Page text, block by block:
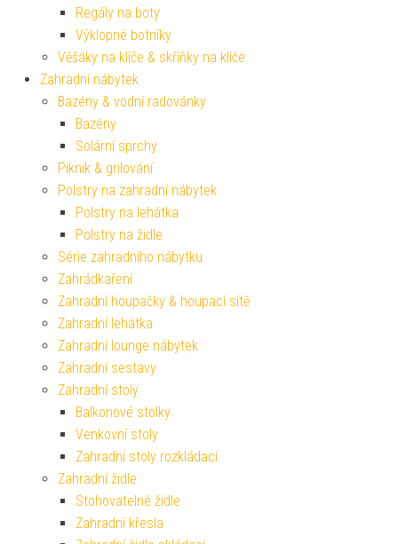
Regály na boty
Výklopné botníky
Věšáky na klíče & skříňky na klíče
Zahradní nábytek
Bazény & vodní radovánky
Bazény
Solární sprchy
Piknik & grilování
Polstry na zahradní nábytek
Polstry na lehátka
Polstry na židle
Série zahradního nábytku
Zahrádkaření
Zahradní houpačky & houpací sítě
Zahradní lehátka
Zahradní lounge nábytek
Zahradní sestavy
Zahradní stoly
Balkonové stolky
Venkovní stoly
Zahradní stoly rozkládací
Zahradní židle
Stohovatelné židle
Zahradní křesla